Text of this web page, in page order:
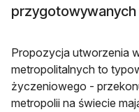
przygotowywanych
Propozycja utworzenia
metropolitalnych to
życzeniowego -
metropolii na świecie